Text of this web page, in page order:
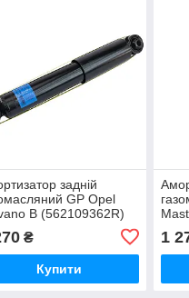
задній
GP Opel
B (562109362R)
₴
Купити
1